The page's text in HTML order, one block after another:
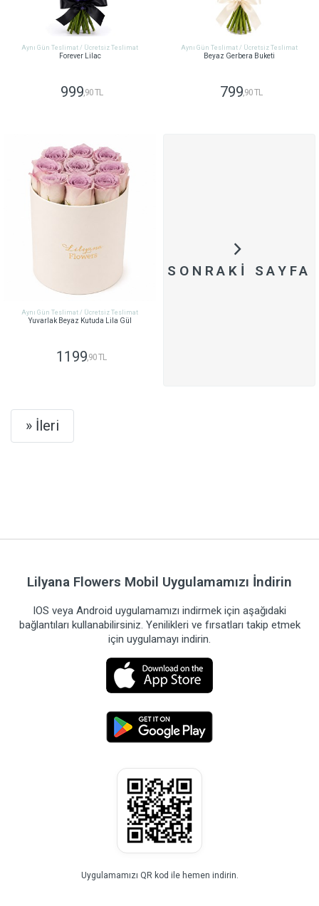
Aynı Gün Teslimat / Ücretsiz Teslimat
Forever Lilac
999,90 TL
Aynı Gün Teslimat / Ücretsiz Teslimat
Beyaz Gerbera Buketi
799,90 TL
Aynı Gün Teslimat / Ücretsiz Teslimat
Yuvarlak Beyaz Kutuda Lila Gül
1199,90 TL
SONRAKI SAYFA
» İleri
Lilyana Flowers Mobil Uygulamamızı İndirin
IOS veya Android uygulamamızı indirmek için aşağıdaki
bağlantıları kullanabilirsiniz. Yenilikleri ve fırsatları takip etmek
için uygulamayı indirin.
Uygulamamızı QR kod ile hemen indirin.